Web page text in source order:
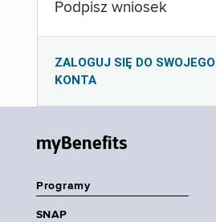
Podpisz wniosek
ZALOGUJ SIĘ DO SWOJEGO
KONTA
myBenefits
Programy
SNAP